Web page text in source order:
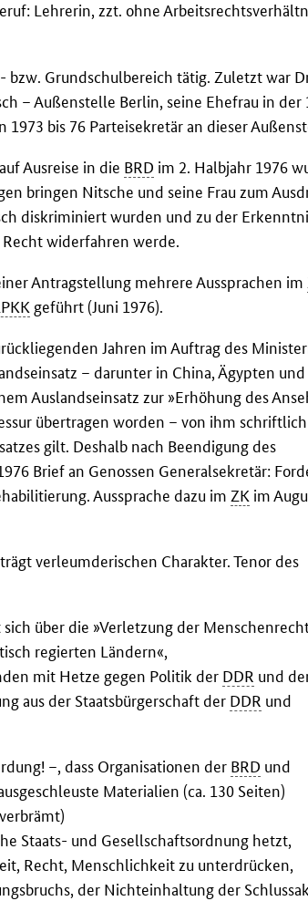
Lehrerin, zzt. ohne
bzw. Grundschulbereich tätig. Zuletzt war
– Außenstelle Berlin, seine Ehefrau in der
bis 76 Parteisekretär an dieser
Ausreise in die BRD im 2. Halbjahr 1976
bringen Nitsche und seine Frau zum
diskriminiert wurden und zu der
widerfahren werde.
Antragstellung mehrere Aussprachen im
geführt (Juni 1976).
Jahren im Auftrag des
– darunter in China, Ägypten und
Auslandseinsatz zur »Erhöhung des
übertragen worden – von ihm schriftlich
gilt. Deshalb nach Beendigung des
Brief an Genossen Generalsekretär:
Aussprache dazu im ZK im
trägt verleumderischen Charakter. Tenor des
über die »Verletzung der
regierten Ländern«,
mit Hetze gegen Politik der DDR und
aus der Staatsbürgerschaft der DDR und
–, dass Organisationen der BRD und
Materialien (ca. 130 Seiten)
Staats- und Gesellschaftsordnung hetzt,
Recht, Menschlichkeit zu unterdrücken,
der Nichteinhaltung der